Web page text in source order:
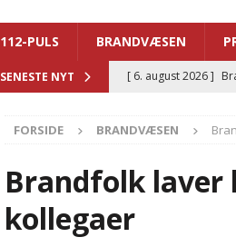
112-PULS BRANDVÆSEN
SENESTE NYT [ 6. august 2026 ]
[ 5. august 2026 ]
i det offentlige
[ 4. august 2026 ]
FORSIDE BRANDVÆSEN
Brandfolk
kollegaer